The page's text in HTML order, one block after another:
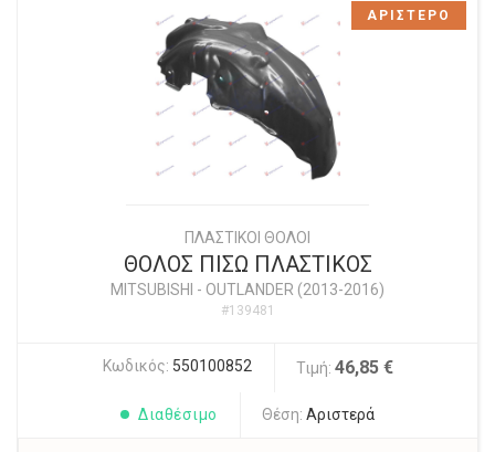
ΠΛΑΣΤΙΚΟΙ ΘΟΛΟΙ
ΘΟΛΟΣ ΠΙΣΩ ΠΛΑΣΤΙΚΟΣ
MITSUBISHI - OUTLANDER (2013-2016)
#139481
Κωδικός: 550100852 Τιμή: 46,85 €
Διαθέσιμο Θέση: Αριστερά
ΑΡΙΣΤΕΡΟ